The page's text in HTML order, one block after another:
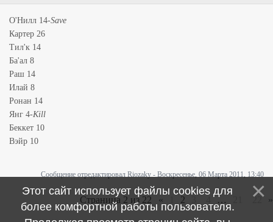
О'Нилл 14-Save
Картер 26
Тил'к 14
Ба'ал 8
Раш 14
Илай 8
Ронан 14
Янг 4-Kill
Беккет 10
Вэйр 10
Сообщение отредактировал Riozaky - Воскресенье, 06 Марта 2011, 13:40
Страница 2 из 22 « 2 … 22 »
Этот сайт использует файлы cookies для
более комфортной работы пользователя.